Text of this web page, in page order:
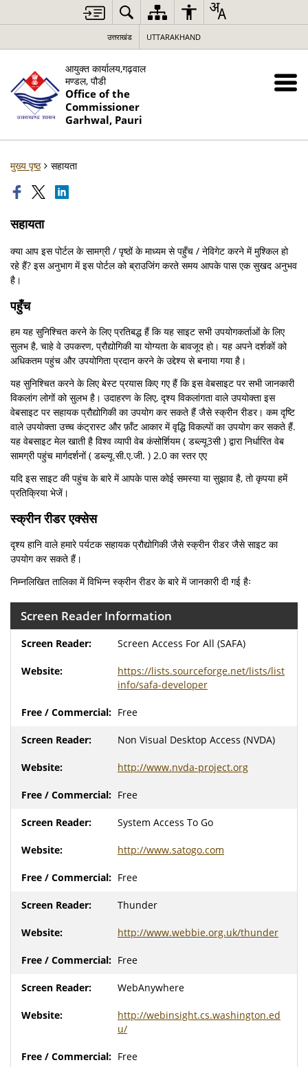
उत्तराखंड UTTARAKHAND
आयुक्त कार्यालय,गढ़वाल
मण्डल, पौडी
Office of the
Commissioner
Garhwal, Pauri
मुख्य पृष्ठ सहायता
सहायता
क्या आप इस पोर्टल के सामग्री / पृष्ठों के माध्यम से पहुँच / नेविगेट करने में मुश्किल हो
रहे हैं? इस अनुभाग में इस पोर्टल को ब्राउजिंग करते समय आपके पास एक सुखद अनुभव
है।
पहुँच
हम यह सुनिश्चित करने के लिए प्रतिबद्ध हैं कि यह साइट सभी उपयोगकर्ताओं के लिए
सुलभ है, चाहे वे उपकरण, प्रौद्योगिकी या योग्यता के बावजूद हो। यह अपने दर्शकों को
अधिकतम पहुंच और उपयोगिता प्रदान करने के उद्देश्य से बनाया गया है।
यह सुनिश्चित करने के लिए बेस्ट प्रयास किए गए हैं कि इस वेबसाइट पर सभी जानकारी
विकलांग लोगों को सुलभ है। उदाहरण के लिए, दृश्य विकलांगता वाले उपयोक्ता इस
वेबसाइट पर सहायक प्रौद्योगिकी का उपयोग कर सकते हैं जैसे स्क्रीन रीडर। कम दृष्टि
वाले उपयोक्ता उच्च कंट्रास्ट और फ़ॉंट आकार में वृद्धि विकल्पों का उपयोग कर सकते हैं.
यह वेबसाइट मेल खाती है विश्व व्यापी वेब कंसोर्शियम ( डब्ल्यू3सी ) द्वारा निर्धारित वेब
सामग्री पहुंच मार्गदर्शनों ( डब्ल्यू.सी.ए.जी. ) 2.0 का स्तर एए
यदि इस साइट की पहुंच के बारे में आपके पास कोई समस्या या सुझाव है, तो कृपया हमें
प्रतिक्रिया भेजें।
स्क्रीन रीडर एक्सेस
दृश्य हानि वाले हमारे पर्यटक सहायक प्रौद्योगिकी जैसे स्क्रीन रीडर जैसे साइट का
उपयोग कर सकते हैं।
निम्नलिखित तालिका में विभिन्न स्क्रीन रीडर के बारे में जानकारी दी गई हैः
Screen Reader Information
Screen Access For All (SAFA)
https://lists.sourceforge.net/lists/list
info/safa-developer
Free
Non Visual Desktop Access (NVDA)
http://www.nvda-project.org
Free
System Access To Go
http://www.satogo.com
Free
Thunder
http://www.webbie.org.uk/thunder
Free
WebAnywhere
http://webinsight.cs.washington.ed
u/
Free